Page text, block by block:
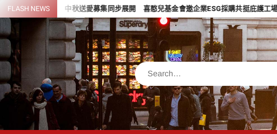
Skip
to
content
FLASH NEWS
中秋送愛募集同步展開 喜憨兒基金會邀企業ESG採購共挺庇護工場永續發展
Search